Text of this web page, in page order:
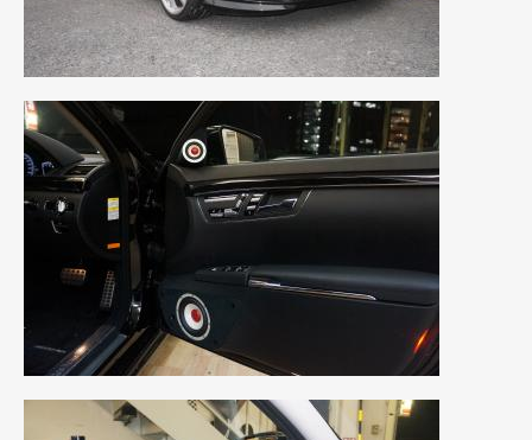
2023年9月(1)
2023年8月(2)
2023年4月(1)
2022年12月(1)
2022年10月 (2)
2022年8月 (1)
2022年4月(2)
2022年1月 (3)
2021年12月(2)